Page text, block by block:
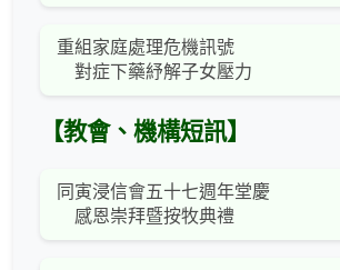
重組家庭處理危機訊號
對症下藥紓解子女壓力
【教會、機構短訊】
同寅浸信會五十七週年堂慶
感恩崇拜暨按牧典禮